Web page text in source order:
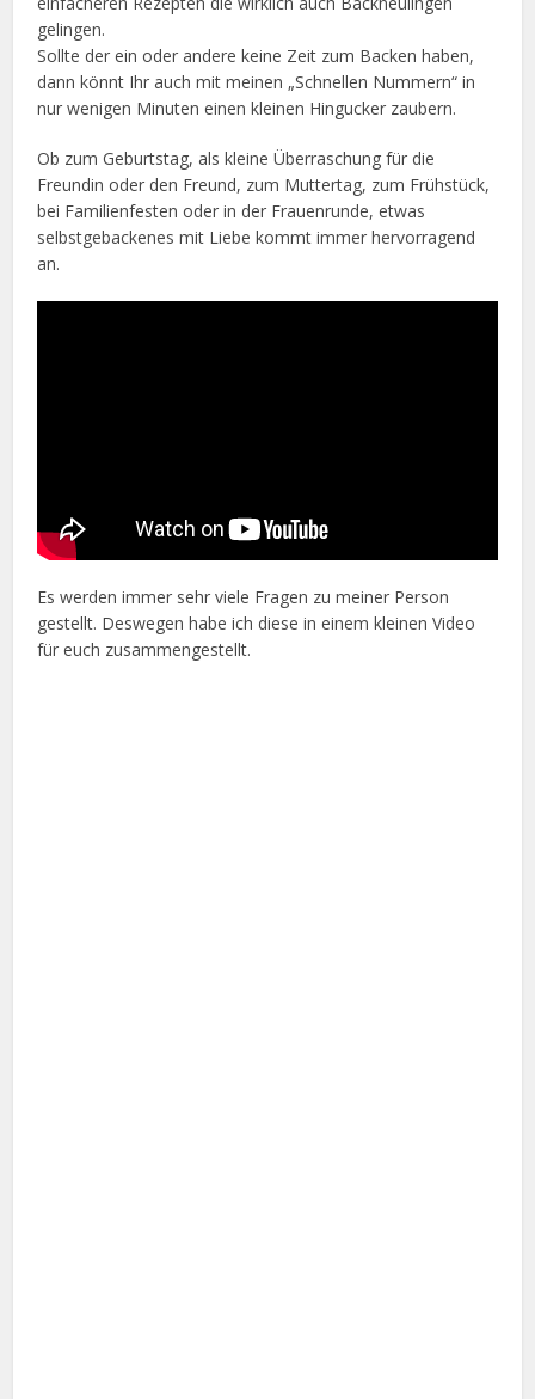
gelingen.
Sollte der ein oder andere keine Zeit zum Backen haben,
dann könnt Ihr auch mit meinen „Schnellen Nummern“ in
nur wenigen Minuten einen kleinen Hingucker zaubern.
Ob zum Geburtstag, als kleine Überraschung für die
Freundin oder den Freund, zum Muttertag, zum Frühstück,
bei Familienfesten oder in der Frauenrunde, etwas
selbstgebackenes mit Liebe kommt immer hervorragend
an.
Es werden immer sehr viele Fragen zu meiner Person
gestellt. Deswegen habe ich diese in einem kleinen Video
für euch zusammengestellt.